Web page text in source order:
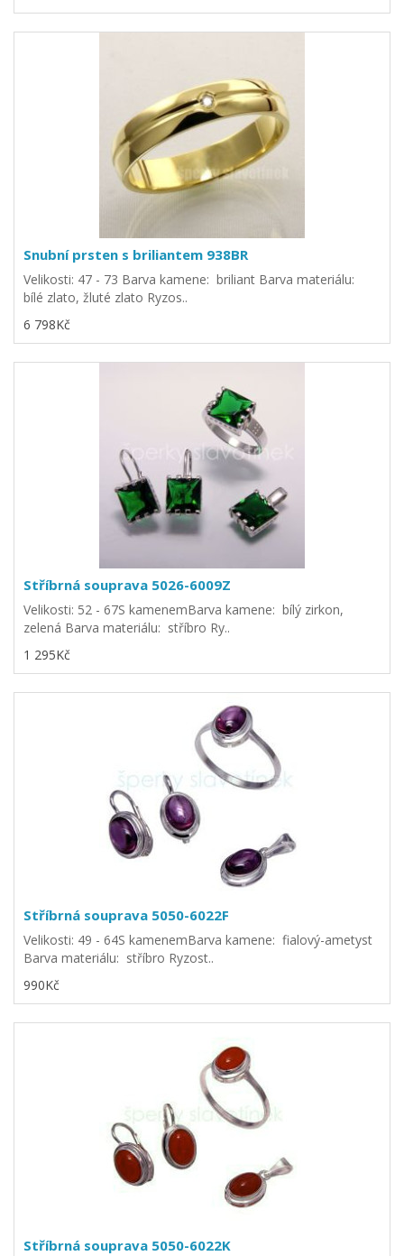
Snubní prsten s briliantem 938BR
Velikosti: 47 - 73 Barva kamene: briliant Barva materiálu:
bílé zlato, žluté zlato Ryzos..
6 798Kč
Stříbrná souprava 5026-6009Z
Velikosti: 52 - 67S kamenemBarva kamene: bílý zirkon,
zelená Barva materiálu: stříbro Ry..
1 295Kč
Stříbrná souprava 5050-6022F
Velikosti: 49 - 64S kamenemBarva kamene: fialový-ametyst
Barva materiálu: stříbro Ryzost..
990Kč
Stříbrná souprava 5050-6022K